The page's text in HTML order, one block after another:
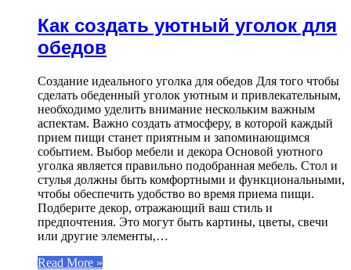
Как создать уютный уголок для
обедов
Создание идеального уголка для обедов Для того чтобы
сделать обеденный уголок уютным и привлекательным,
необходимо уделить внимание нескольким важным
аспектам. Важно создать атмосферу, в которой каждый
прием пищи станет приятным и запоминающимся
событием. Выбор мебели и декора Основой уютного
уголка является правильно подобранная мебель. Стол и
стулья должны быть комфортными и функциональными,
чтобы обеспечить удобство во время приема пищи.
Подберите декор, отражающий ваш стиль и
предпочтения. Это могут быть картины, цветы, свечи
или другие элементы,…
Read More »